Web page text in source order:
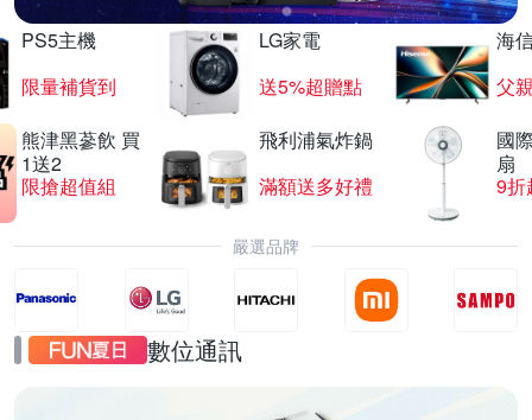
PS5主機
限量補貨到
LG家電
送5%超贈點
海
父
熊津黑蔘飲 買
1送2
限搶超值組
飛利浦氣炸鍋
滿額送多好禮
國
扇
9折
嚴選品牌
數位通訊